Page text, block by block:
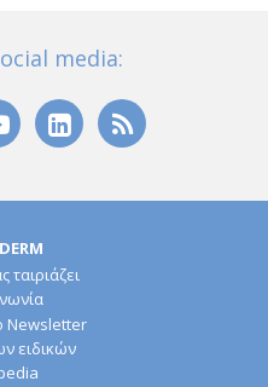
media:
ταιριάζει
Newsletter
ειδικών